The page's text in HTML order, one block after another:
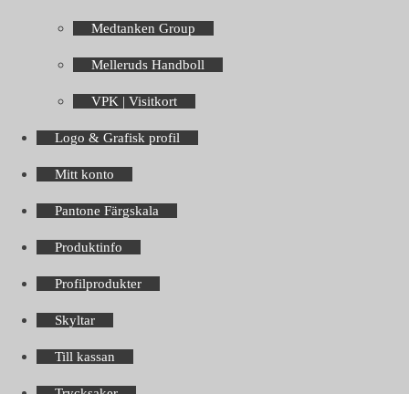
Medtanken Group
Melleruds Handboll
VPK | Visitkort
Logo & Grafisk profil
Mitt konto
Pantone Färgskala
Produktinfo
Profilprodukter
Skyltar
Till kassan